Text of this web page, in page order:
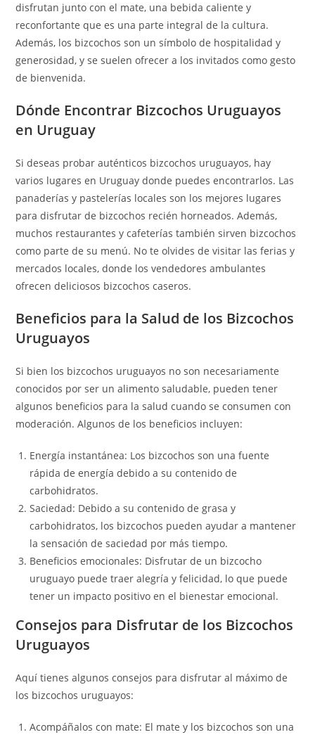
disfrutan junto con el mate, una bebida caliente y
reconfortante que es una parte integral de la cultura.
Además, los bizcochos son un símbolo de hospitalidad y
generosidad, y se suelen ofrecer a los invitados como gesto
de bienvenida.
Dónde Encontrar Bizcochos Uruguayos
en Uruguay
Si deseas probar auténticos bizcochos uruguayos, hay
varios lugares en Uruguay donde puedes encontrarlos. Las
panaderías y pastelerías locales son los mejores lugares
para disfrutar de bizcochos recién horneados. Además,
muchos restaurantes y cafeterías también sirven bizcochos
como parte de su menú. No te olvides de visitar las ferias y
mercados locales, donde los vendedores ambulantes
ofrecen deliciosos bizcochos caseros.
Beneficios para la Salud de los Bizcochos
Uruguayos
Si bien los bizcochos uruguayos no son necesariamente
conocidos por ser un alimento saludable, pueden tener
algunos beneficios para la salud cuando se consumen con
moderación. Algunos de los beneficios incluyen:
Energía instantánea: Los bizcochos son una fuente
rápida de energía debido a su contenido de
carbohidratos.
Saciedad: Debido a su contenido de grasa y
carbohidratos, los bizcochos pueden ayudar a mantener
la sensación de saciedad por más tiempo.
Beneficios emocionales: Disfrutar de un bizcocho
uruguayo puede traer alegría y felicidad, lo que puede
tener un impacto positivo en el bienestar emocional.
Consejos para Disfrutar de los Bizcochos
Uruguayos
Aquí tienes algunos consejos para disfrutar al máximo de
los bizcochos uruguayos:
Acompáñalos con mate: El mate y los bizcochos son una